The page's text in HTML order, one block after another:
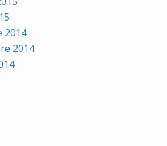
2014
2014